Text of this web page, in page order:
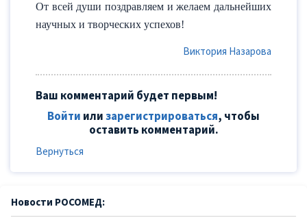
От всей души поздравляем и желаем дальнейших
научных и творческих успехов!
Виктория Назарова
Ваш комментарий будет первым!
Войти илизарегистрироваться, чтобы
оставить комментарий.
Вернуться
Новости РОСОМЕД: